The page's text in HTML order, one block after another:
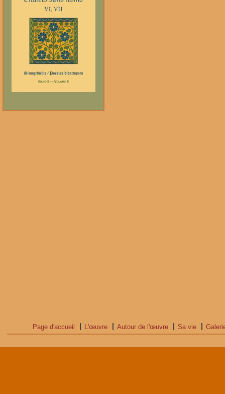
Page d'accueil L'œuvre Autour de l'œuvre Sa vie